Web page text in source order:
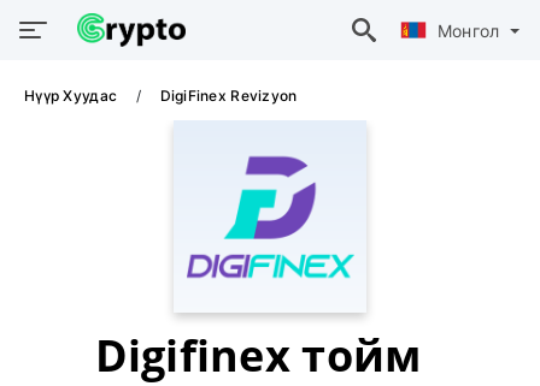
Монгол
Нүүр Хуудас DigiFinex Revizyon
Digifinex тойм